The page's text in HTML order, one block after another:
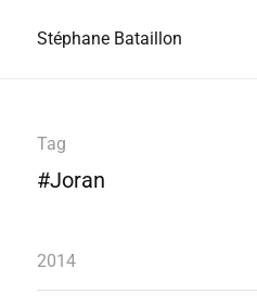
Stéphane Bataillon
Tag
#Joran
2014